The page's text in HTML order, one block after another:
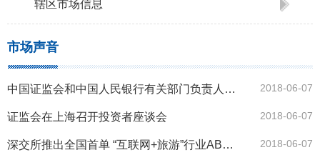
辖区市场信息
市场声音
中国证监会和中国人民银行有关部门负责人就规范货币市场基金业务有关问题答记者问 2018-06-07
证监会在上海召开投资者座谈会 2018-06-07
深交所推出全国首单 “互联网+旅游”行业ABS产品 2018-06-07